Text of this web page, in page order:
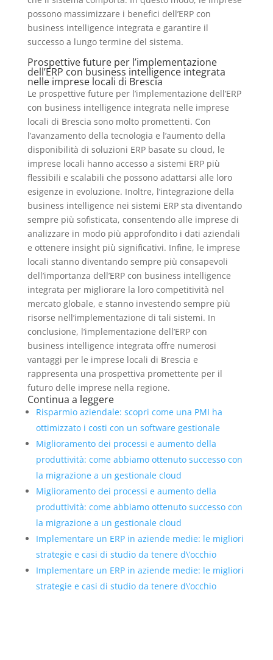
possono massimizzare i benefici dell’ERP con
business intelligence integrata e garantire il
successo a lungo termine del sistema.
Prospettive future per l’implementazione
dell’ERP con business intelligence integrata
nelle imprese locali di Brescia
Le prospettive future per l’implementazione dell’ERP
con business intelligence integrata nelle imprese
locali di Brescia sono molto promettenti. Con
l’avanzamento della tecnologia e l’aumento della
disponibilità di soluzioni ERP basate su cloud, le
imprese locali hanno accesso a sistemi ERP più
flessibili e scalabili che possono adattarsi alle loro
esigenze in evoluzione. Inoltre, l’integrazione della
business intelligence nei sistemi ERP sta diventando
sempre più sofisticata, consentendo alle imprese di
analizzare in modo più approfondito i dati aziendali
e ottenere insight più significativi. Infine, le imprese
locali stanno diventando sempre più consapevoli
dell’importanza dell’ERP con business intelligence
integrata per migliorare la loro competitività nel
mercato globale, e stanno investendo sempre più
risorse nell’implementazione di tali sistemi. In
conclusione, l’implementazione dell’ERP con
business intelligence integrata offre numerosi
vantaggi per le imprese locali di Brescia e
rappresenta una prospettiva promettente per il
futuro delle imprese nella regione.
Continua a leggere
Risparmio aziendale: scopri come una PMI ha
ottimizzato i costi con un software gestionale
Miglioramento dei processi e aumento della
produttività: come abbiamo ottenuto successo con
la migrazione a un gestionale cloud
Miglioramento dei processi e aumento della
produttività: come abbiamo ottenuto successo con
la migrazione a un gestionale cloud
Implementare un ERP in aziende medie: le migliori
strategie e casi di studio da tenere d\’occhio
Implementare un ERP in aziende medie: le migliori
strategie e casi di studio da tenere d\’occhio